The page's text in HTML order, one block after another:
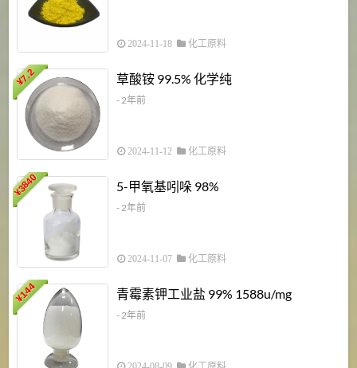
2024-11-18 化工原料
¥
7.2 草酸铵 99.5% 化学纯
- 2年前
2024-11-12 化工原料
¥
3840 5-甲氧基吲哚 98%
- 2年前
2024-11-07 化工原料
¥
144 青霉素钾工业盐 99% 1588u/mg
- 2年前